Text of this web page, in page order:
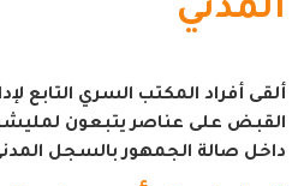
المدني
ألقى أفراد المكتب السري التابع
القبض على عناصر يتبعون
داخل صالة الجمهور بالسجل